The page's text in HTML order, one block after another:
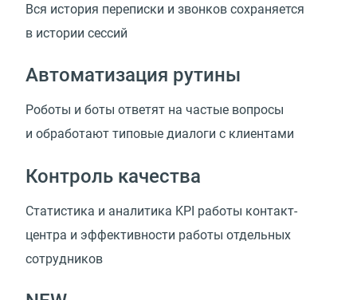
Вся история переписки и звонков сохраняется
в истории сессий
Автоматизация рутины
Роботы и боты ответят на частые вопросы
и обработают типовые диалоги с клиентами
Контроль качества
Статистика и аналитика KPI работы контакт-
центра и эффективности работы отдельных
сотрудников